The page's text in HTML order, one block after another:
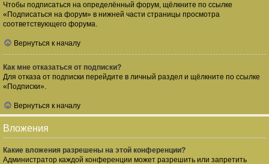
Чтобы подписаться на определённый форум, щёлкните по ссылке
«Подписаться на форум» в нижней части страницы просмотра
соответствующего форума.
Вернуться к началу
Как мне отказаться от подписки?
Для отказа от подписки перейдите в личный раздел и щёлкните по ссылке
«Подписки».
Вернуться к началу
Вложения
Какие вложения разрешены на этой конференции?
Администратор каждой конференции может разрешить или запретить